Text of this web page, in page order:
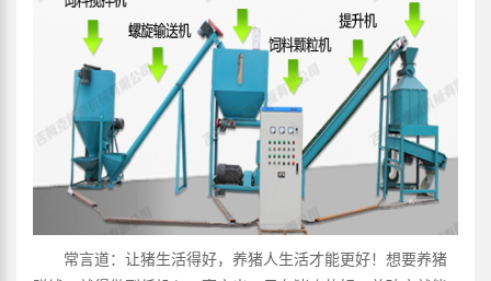
常言道：让猪生活得好，养猪人生活才能更好！想要养猪